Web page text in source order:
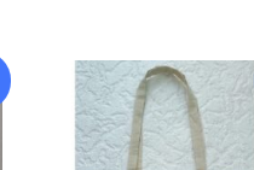
Original
price
was:
15,00 KM.
Current
price
is:
8,00 KM.